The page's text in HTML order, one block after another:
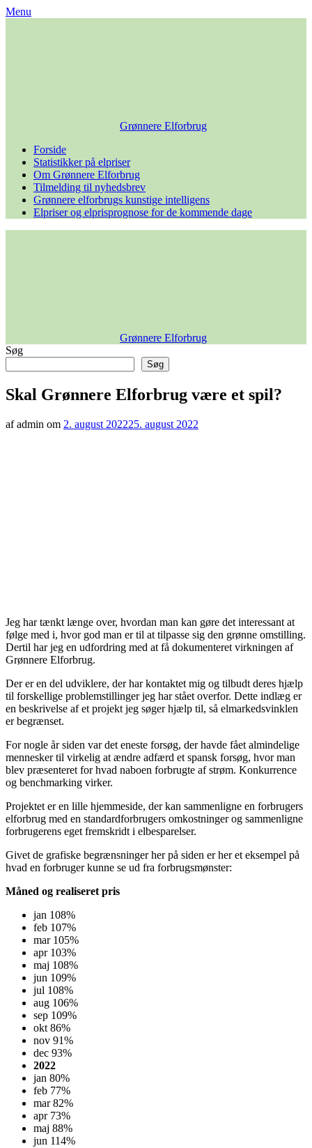
Skip
Menu
Grønnere Elforbrug
Forside
Statistikker på elpriser
Om Grønnere Elforbrug
Tilmelding til nyhedsbrev
Grønnere elforbrugs kunstige intelligens
Elpriser og elprisprognose for de kommende dage
Grønnere Elforbrug
Søg
Søg
Skal Grønnere Elforbrug være et spil?
af admin om 2. august 202225. august 2022
Jeg har tænkt længe over, hvordan man kan gøre det interessant at
følge med i, hvor god man er til at tilpasse sig den grønne omstilling.
Dertil har jeg en udfordring med at få dokumenteret virkningen af
Grønnere Elforbrug.
Der er en del udviklere, der har kontaktet mig og tilbudt deres hjælp
til forskellige problemstillinger jeg har stået overfor. Dette indlæg er
en beskrivelse af et projekt jeg søger hjælp til, så elmarkedsvinklen
erbegrænset.
For nogle år siden var det eneste forsøg, der havde fået almindelige
mennesker til virkelig at ændre adfærd et spansk forsøg, hvor man
blev præsenteret for hvad naboen forbrugte af strøm. Konkurrence
og benchmarking virker.
Projektet er en lille hjemmeside, der kan sammenligne en forbrugers
elforbrug med en standardforbrugers omkostninger og sammenligne
forbrugerens eget fremskridt i elbesparelser.
Givet de grafiske begrænsninger her på siden er her et eksempel på
hvad en forbruger kunne se ud fra forbrugsmønster:
Måned og realiseret pris
jan 108%
feb 107%
mar 105%
apr 103%
maj 108%
jun 109%
jul 108%
aug 106%
sep 109%
okt 86%
nov 91%
dec 93%
2022
jan 80%
feb 77%
mar 82%
apr 73%
maj 88%
jun 114%